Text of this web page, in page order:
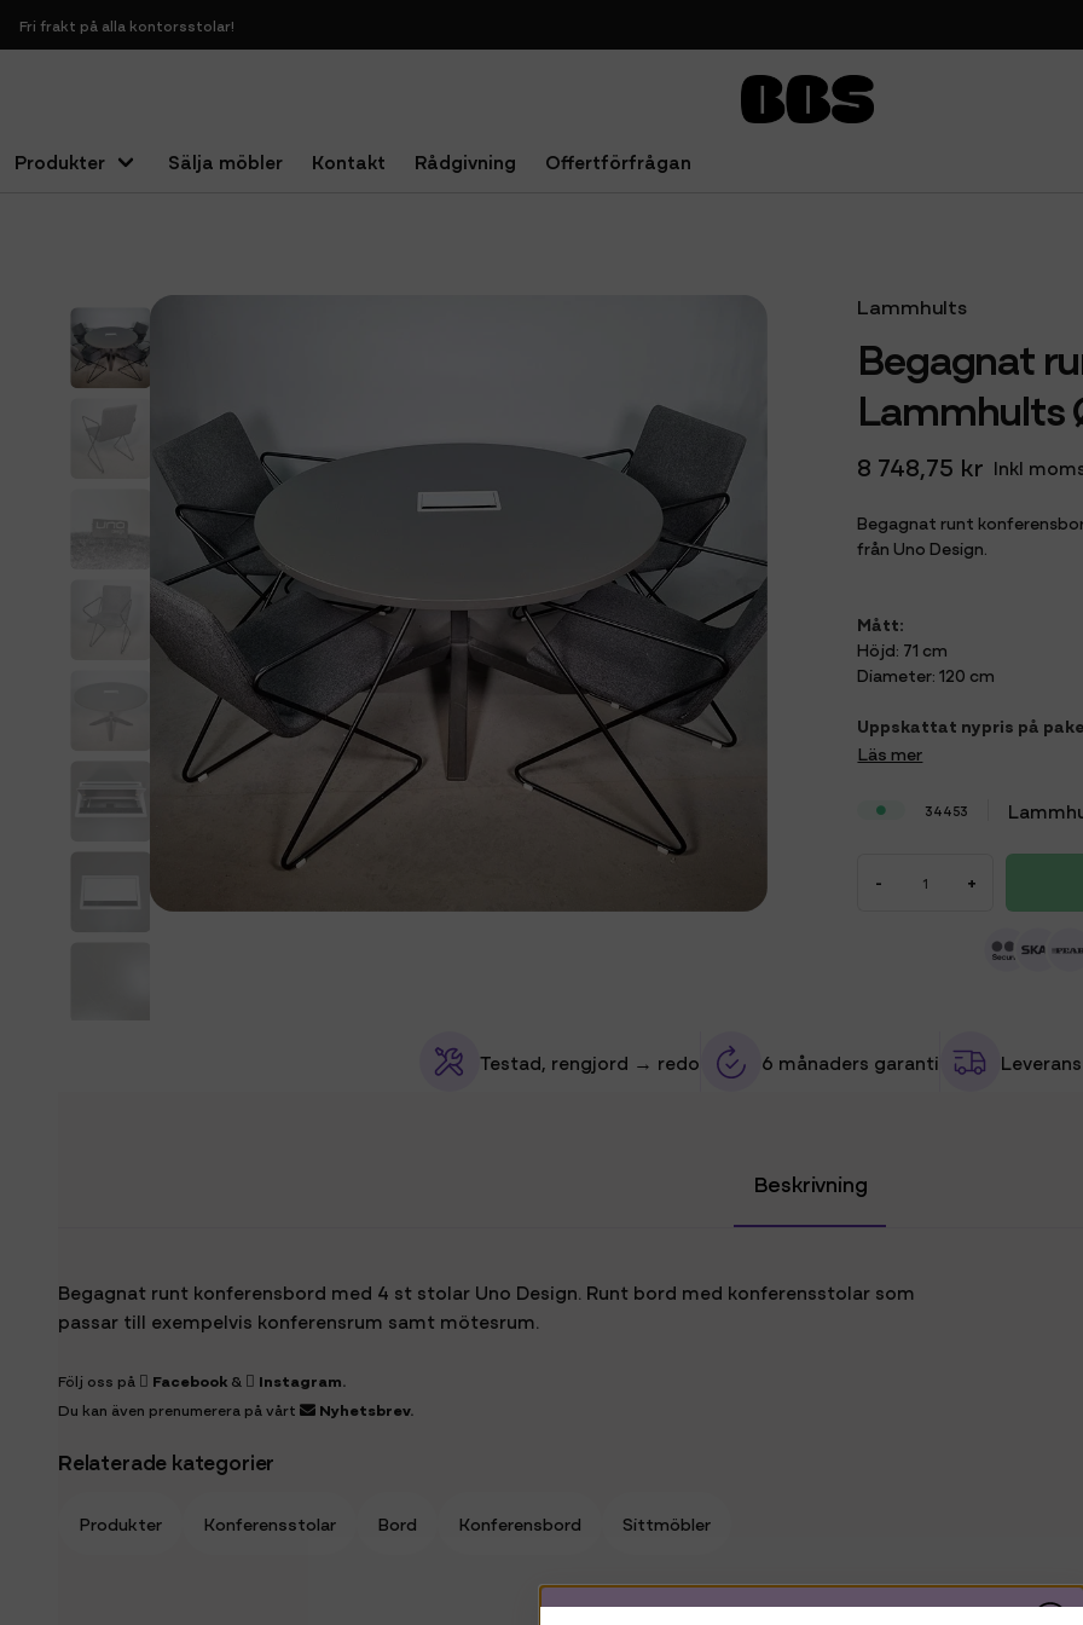
Fri frakt på alla kontorsstolar!
Produkter Sälja möbler Kontakt Rådgivning Offertförfrågan
Hem Bord Konferensbord Begagnat runt konferensbord Lammhults Ø120 cm med 4 st stolar
Lammhults
Begagnat
Lammhults
8 748,75 kr Inkl
Begagnat runt
från Uno Design.
Mått:
Höjd: 71 cm
Diameter: 120 cm
Uppskattat nypris på
Läs mer
34453
- +
Testad, rengjord → redo 6 månaders garanti
Beskrivning
Begagnat runt konferensbord med 4 st stolar Uno Design. Runt bord med konferensstolar som
passar till exempelvis konferensrum samt mötesrum.
Följ oss på Facebook & Instagram.
Du kan även prenumerera på vårt
Nyhetsbrev.
Relaterade kategorier
Produkter Konferensstolar Bord Konferensbord Sittmöbler